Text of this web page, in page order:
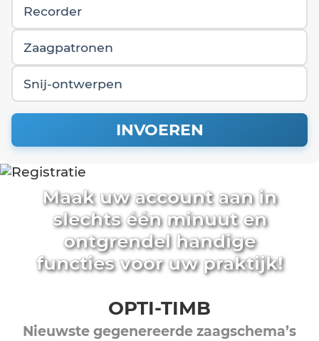
Maak uw account aan in
slechts één minuut en
ontgrendel handige
functies voor uw praktijk!
OPTI-TIMB
Nieuwste gegenereerde zaagschema’s
Recorder
Zaagpatronen
Snij-ontwerpen
INVOEREN